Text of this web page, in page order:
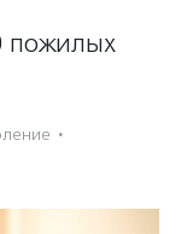
пожилых
·